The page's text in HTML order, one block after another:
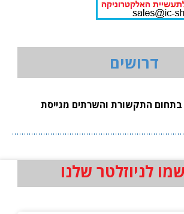
דרושים
התקשורת והשרתים מגייסת
לניוזלטר שלנו